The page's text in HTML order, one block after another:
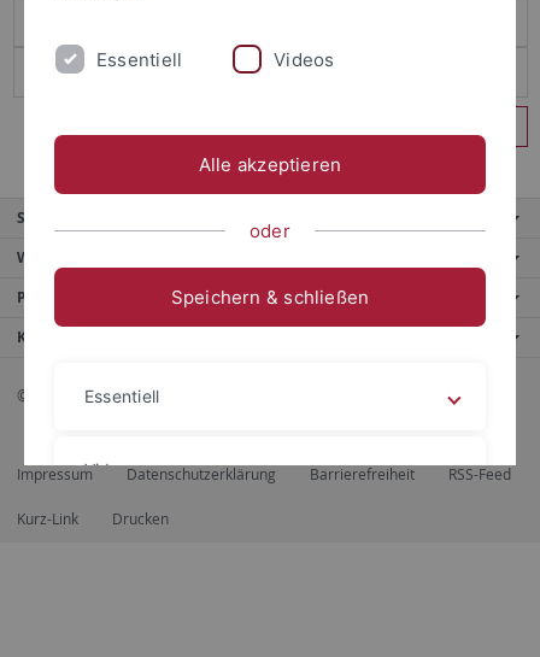
Service
Weitere Angebote
Portale
Kontaktinfo
© 2026 Eberhard Karls Universität Tübingen, Tübingen
Impressum Datenschutzerklärung Barrierefreiheit RSS-Feed
Kurz-Link Drucken
Essentiell Videos
Alle akzeptieren
oder
Speichern & schließen
Essentiell
Videos